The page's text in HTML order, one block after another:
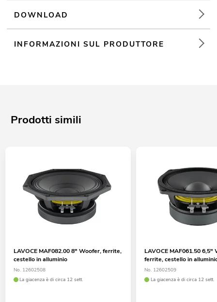
DOWNLOAD
INFORMAZIONI SUL PRODUTTORE
Prodotti simili
LAVOCE MAF082.00 8" Woofer, ferrite,
cestello in alluminio
No. 12602508
La giacenza è di circa 12 sett.
LAVOCE MAF061.50 6,5"
ferrite, cestello in
No. 12602509
La giacenza è di circa 12 sett.